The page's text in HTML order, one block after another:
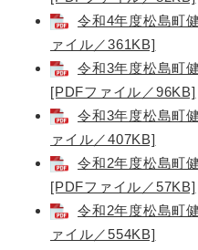
令和4年度松島町
ァイル／361KB]
令和3年度松島町
[PDFファイル／96KB]
令和3年度松島町
ァイル／407KB]
令和2年度松島町
[PDFファイル／57KB]
令和2年度松島町
ァイル／554KB]